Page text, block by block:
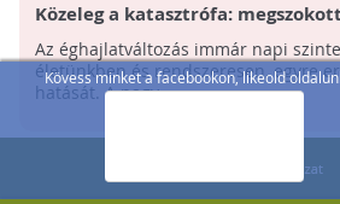
Kövess minket a facebookon, likeold
Közeleg a katasztrófa:
váltak az aszályok és a hőhullámok
Az éghajlatváltozás immár napi
életünkben és rendszeresen, egyre
hatását. A nagy ...